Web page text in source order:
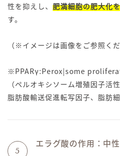
性を抑えし、 肥満細胞の肥大化
す。
（※イメージは画像をご参照くだ
※PPARγ:Perox|some
（ペルオキシソーム増殖因子活
脂肪酸輸送促進転写因子、脂肪
5
エラグ酸の作用：中